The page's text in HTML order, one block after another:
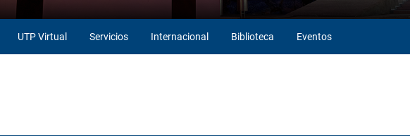
UTP Virtual Servicios Internacional Biblioteca Eventos